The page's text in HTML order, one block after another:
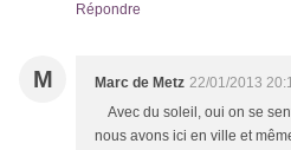
Répondre
M Marc de Metz 22/01/2013
Avec du soleil, oui on se
nous avons ici en ville et